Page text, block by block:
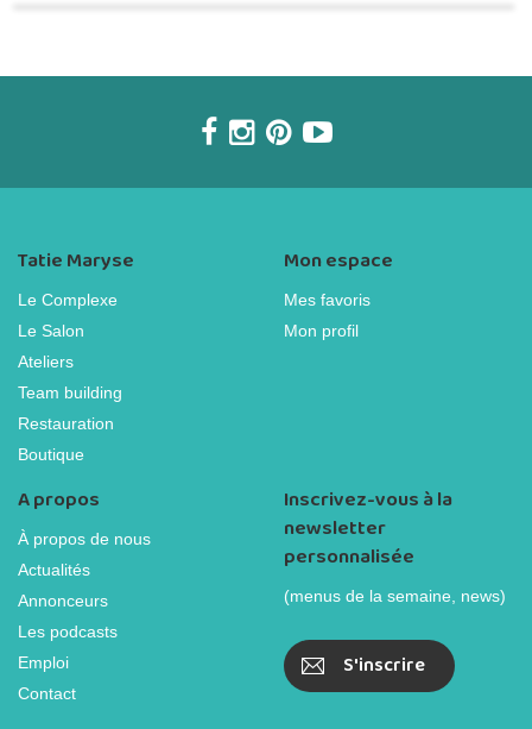
Tatie Maryse
Le Complexe
Le Salon
Ateliers
Team building
Restauration
Boutique
Mon espace
Mes favoris
Mon profil
A propos
À propos de nous
Actualités
Annonceurs
Les podcasts
Emploi
Contact
Inscrivez-vous à la
newsletter
personnalisée
(menus de la semaine, news)
S'inscrire